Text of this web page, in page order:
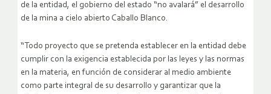
de la entidad, el gobierno del estado “no avalará” el desarrollo
de la mina a cielo abierto Caballo Blanco.
“Todo proyecto que se pretenda establecer en la entidad debe
cumplir con la exigencia establecida por las leyes y las normas
en la materia, en función de considerar al medio ambiente
como parte integral de su desarrollo y garantizar que la